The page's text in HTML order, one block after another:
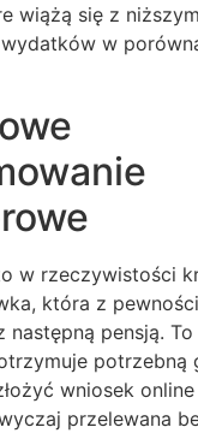
wiążą się z
w
w rzeczywistości
która z
następną pensją.
potrzebną
wniosek
przelewana